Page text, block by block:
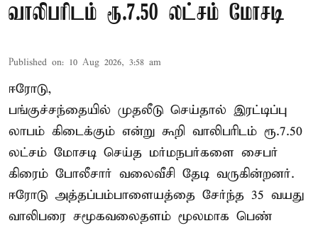
வாலிபரிடம் ரூ.7.50 லட்சம் மோசடி
Published on: 10 Aug 2026, 3:58 am
ஈரோடு,
பங்குச்சந்தையில் முதலீடு செய்தால் இரட்டிப்பு
லாபம் கிடைக்கும் என்று கூறி வாலிபரிடம் ரூ.7.50
லட்சம் மோசடி செய்த மர்மநபர்களை சைபர்
கிரைம் போலீசார் வலைவீசி தேடி வருகின்றனர்.
ஈரோடு அத்தப்பம்பாளையத்தை சேர்ந்த 35 வயது
வாலிபரை சமூகவலைதளம் மூலமாக பெண்